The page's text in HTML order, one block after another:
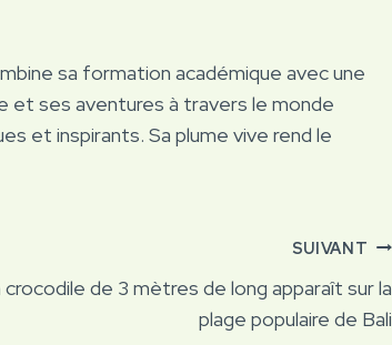
sa formation académique avec une
et ses aventures à travers le monde
et inspirants. Sa plume vive rend le
SUIVANT
crocodile de 3 mètres de long apparaît sur la
plage populaire de Bali